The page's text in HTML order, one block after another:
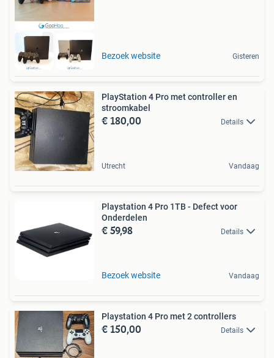
Bezoek website Gisteren
PlayStation 4 Pro met controller en
stroomkabel
€ 180,00 Details
Utrecht Vandaag
Playstation 4 Pro 1TB - Defect voor
Onderdelen
€ 59,98 Details
Bezoek website Vandaag
Playstation 4 Pro met 2 controllers
€ 150,00 Details